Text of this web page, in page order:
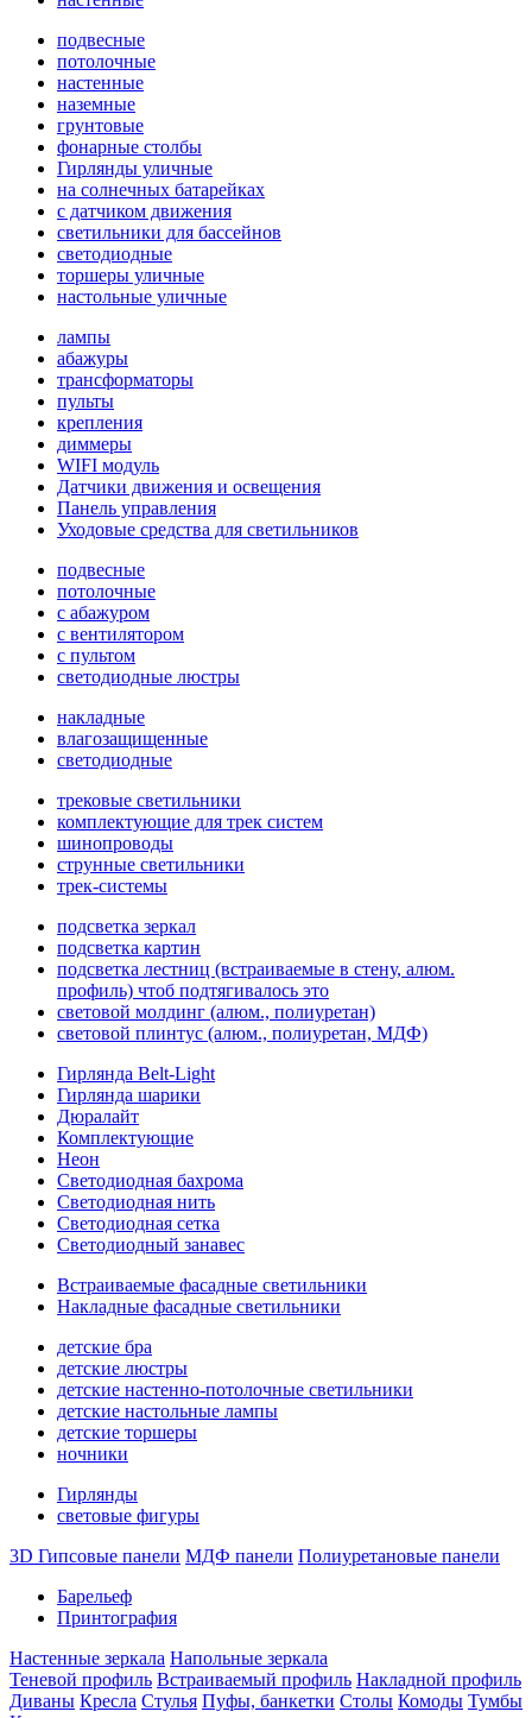
подвесные
потолочные
настенные
наземные
грунтовые
фонарные столбы
Гирлянды уличные
на солнечных батарейках
с датчиком движения
светильники для бассейнов
светодиодные
торшеры уличные
настольные уличные
лампы
абажуры
трансформаторы
пульты
крепления
диммеры
WIFI модуль
Датчики движения и освещения
Панель управления
Уходовые средства для светильников
подвесные
потолочные
с абажуром
с вентилятором
с пультом
светодиодные люстры
накладные
влагозащищенные
светодиодные
трековые светильники
комплектующие для трек систем
шинопроводы
струнные светильники
трек-системы
подсветка зеркал
подсветка картин
подсветка лестниц (встраиваемые в стену, алюм.
профиль) чтоб подтягивалось это
световой молдинг (алюм., полиуретан)
световой плинтус (алюм., полиуретан, МДФ)
Гирлянда Belt-Light
Гирлянда шарики
Дюралайт
Комплектующие
Неон
Светодиодная бахрома
Светодиодная нить
Светодиодная сетка
Светодиодный занавес
Встраиваемые фасадные светильники
Накладные фасадные светильники
детские бра
детские люстры
детские настенно-потолочные светильники
детские настольные лампы
детские торшеры
ночники
Гирлянды
световые фигуры
3D Гипсовые панели МДФ панели Полиуретановые панели
Барельеф
Принтография
Настенные зеркала Напольные зеркала
Теневой профиль Встраиваемый профиль Накладной профиль
Диваны Кресла Стулья Пуфы, банкетки Столы Комоды Тумбы